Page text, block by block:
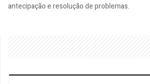
antecipação e resolução de problemas.